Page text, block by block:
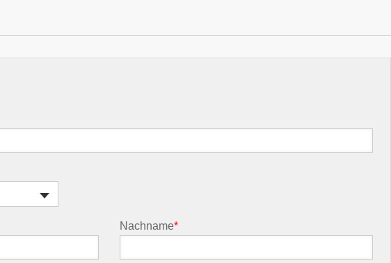
Nachname*